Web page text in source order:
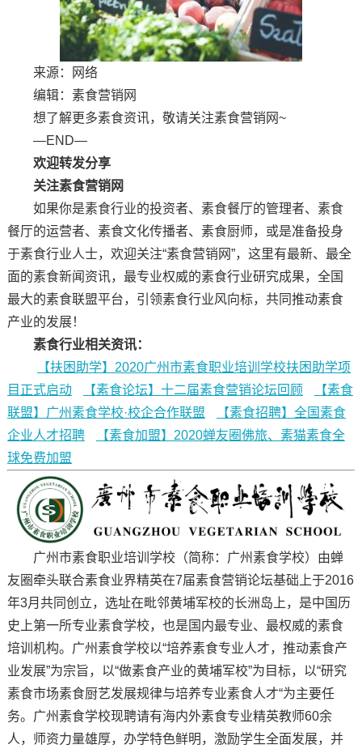
来源：网络
编辑：素食营销网
想了解更多素食资讯，敬请关注素食营销网~
—END—
欢迎转发分享
关注素食营销网
如果你是素食行业的投资者、素食餐厅的管理者、素食
餐厅的运营者、素食文化传播者、素食厨师，或是准备投身
于素食行业人士，欢迎关注“素食营销网”，这里有最新、最全
面的素食新闻资讯，最专业权威的素食行业研究成果，全国
最大的素食联盟平台，引领素食行业风向标，共同推动素食
产业的发展！
素食行业相关资讯：
【扶困助学】2020广州市素食职业培训学校扶困助学项
目正式启动
【素食论坛】十二届素食营销论坛回顾
【素食
联盟】广州素食学校·校企合作联盟
【素食招聘】全国素食
企业人才招聘
【素食加盟】2020蝉友圈佛旅、素猫素食全
球免费加盟
广州市素食职业培训学校（简称：广州素食学校）由蝉
友圈牵头联合素食业界精英在7届素食营销论坛基础上于2016
年3月共同创立，选址在毗邻黄埔军校的长洲岛上，是中国历
史上第一所专业素食学校，也是国内最专业、最权威的素食
培训机构。广州素食学校以“培养素食专业人才，推动素食产
业发展”为宗旨，以“做素食产业的黄埔军校”为目标，以“研究
素食市场素食厨艺发展规律与培养专业素食人才“为主要任
务。广州素食学校现聘请有海内外素食专业精英教师60余
人，师资力量雄厚，办学特色鲜明，激励学生全面发展，并